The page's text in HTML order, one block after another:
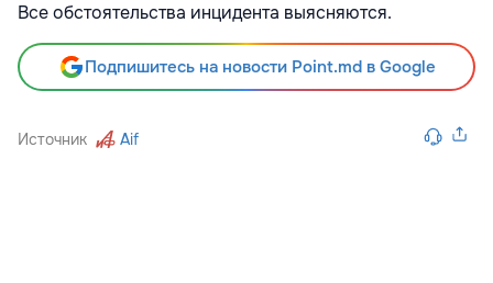
Все обстоятельства инцидента выясняются.
Подпишитесь на новости Point.md в Google
Источник Aif